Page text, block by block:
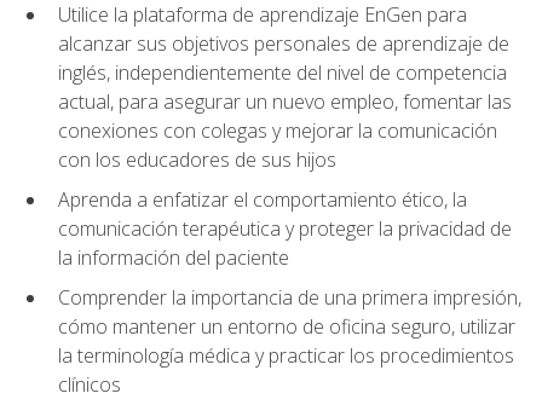
Utilice la plataforma de aprendizaje EnGen para
alcanzar sus objetivos personales de aprendizaje de
inglés, independientemente del nivel de competencia
actual, para asegurar un nuevo empleo, fomentar las
conexiones con colegas y mejorar la comunicación
con los educadores de sus hijos
Aprenda a enfatizar el comportamiento ético, la
comunicación terapéutica y proteger la privacidad de
la información del paciente
Comprender la importancia de una primera impresión,
cómo mantener un entorno de oficina seguro, utilizar
la terminología médica y practicar los procedimientos
clínicos